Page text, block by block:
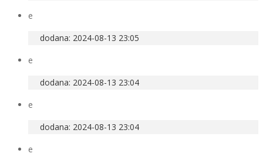
e
dodana: 2024-08-13 23:05
e
dodana: 2024-08-13 23:04
e
dodana: 2024-08-13 23:04
e